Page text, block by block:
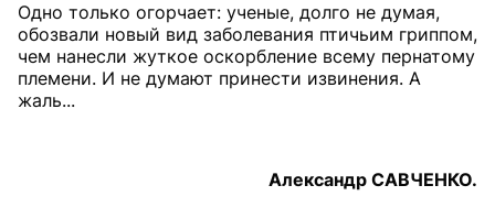
Одно только огорчает: ученые, долго не думая,
обозвали новый вид заболевания птичьим гриппом,
чем нанесли жуткое оскорбление всему пернатому
племени. И не думают принести извинения. А
жаль...
Александр САВЧЕНКО.